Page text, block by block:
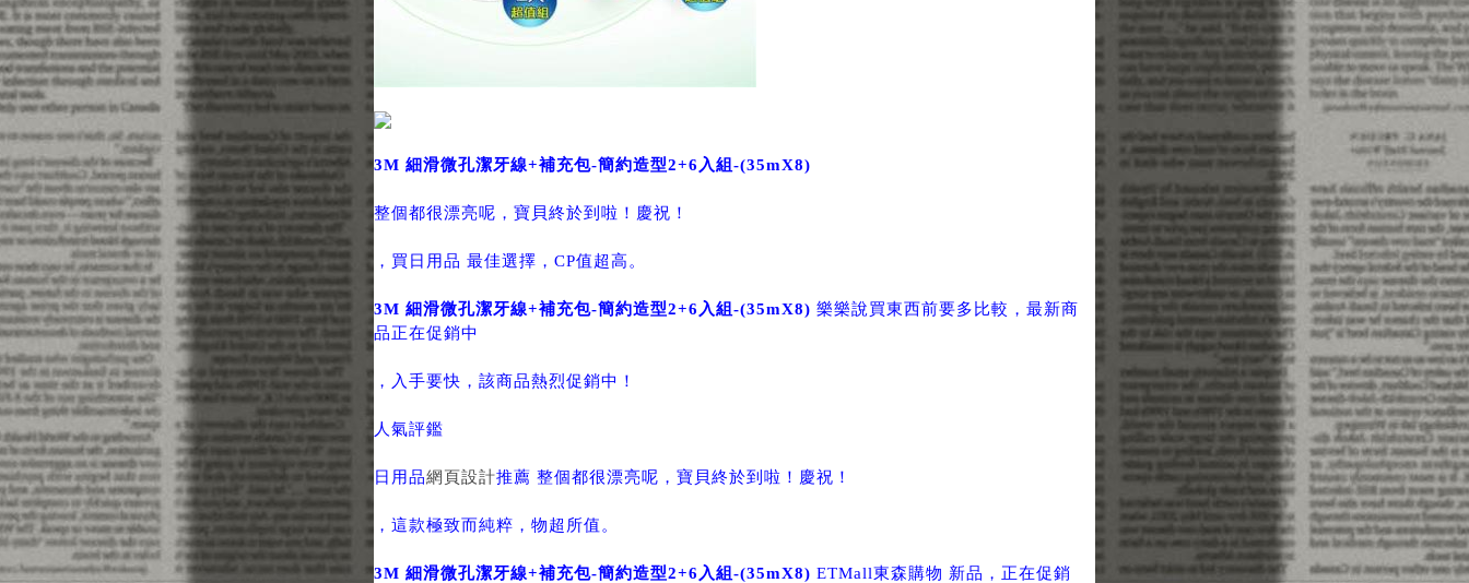
3M 細滑微孔潔牙線+補充包-簡約造型2+6入組-(35mX8)
整個都很漂亮呢，寶貝終於到啦！慶祝！
，買日用品 最佳選擇，CP值超高。
3M 細滑微孔潔牙線+補充包-簡約造型2+6入組-(35mX8) 樂樂說買東西前要多比較，最新商
品正在促銷中
，入手要快，該商品熱烈促銷中！
人氣評鑑
日用品網頁設計推薦 整個都很漂亮呢，寶貝終於到啦！慶祝！
，這款極致而純粹，物超所值。
3M 細滑微孔潔牙線+補充包-簡約造型2+6入組-(35mX8) ETMall東森購物 新品，正在促銷